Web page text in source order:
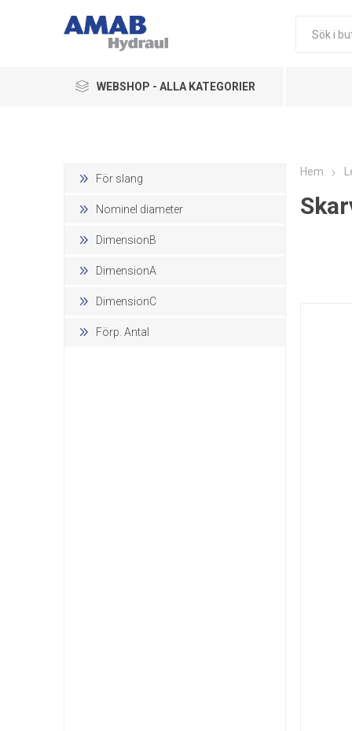
WEBSHOP - ALLA KATEGORIER
Pneumatik
Övriga Produkter
För slang
Nominel diameter
DimensionB
DimensionA
DimensionC
Förp. Antal
Hem